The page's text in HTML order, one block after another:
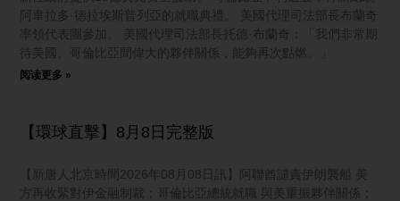
阿韋拉多·德拉埃斯普列亞的就職典禮。 美國代理司法部長布蘭奇
率領代表團參加。 美國代理司法部長托德·布蘭奇：「我們非常期
待美國、哥倫比亞間偉大的夥伴關係，能夠再次點燃。」
阅读更多 »
【環球直擊】8月8日完整版
【新唐人北京時間2026年08月08日訊】阿聯酋譴責伊朗襲船 美
方再收緊對伊金融制裁；哥倫比亞總統就職 與美重振夥伴關係；